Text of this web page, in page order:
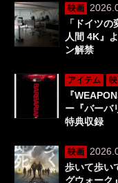
映画
「ドイツ
人間 4K』
ン解禁
アイテム
『
ー『バーバ
特典収録
映画
歩いて歩い
グウォーク